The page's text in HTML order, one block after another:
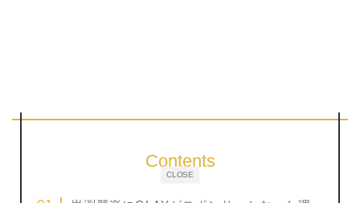
CLOSE
Contents